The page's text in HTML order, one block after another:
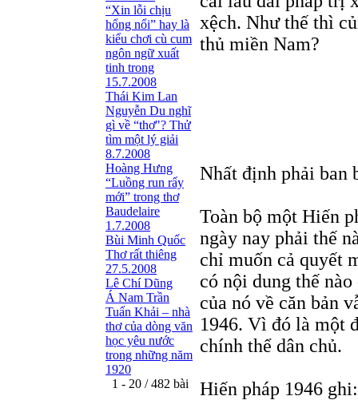
“Xin lỗi chịu
hổng nổi” hay là
kiểu chơi cù cum
ngôn ngữ xuất
tinh trong
15.7.2008
Thái Kim Lan
Nguyễn Du nghĩ
gì về “thơ"? Thử
tìm một lý giải
8.7.2008
Hoàng Hưng
“Luồng run rẩy
mới” trong thơ
Baudelaire
1.7.2008
Bùi Minh Quốc
Thơ rất thiêng
27.5.2008
Lê Chí Dũng
Á Nam Trần
Tuấn Khải – nhà
thơ của dòng văn
học yêu nước
trong những năm
1920
1 - 20 / 482 bài
xệch. Như thế thì
thủ miền Nam?
Nhất định phải ban
Toàn bộ một Hiến
ngày nay phải thế
chỉ muốn cả quyết
có nội dung thế
của nó về căn bản
1946. Vì đó là một
chính thể dân chủ.
Hiến pháp 1946 ghi: